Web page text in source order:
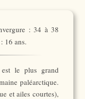
: 34 à 38
16 ans.
le plus grand
paléarctique.
et ailes courtes),